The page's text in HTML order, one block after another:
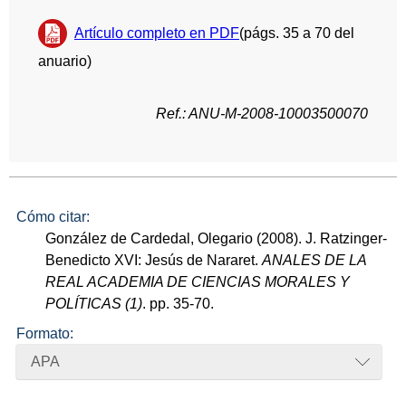
Artículo completo en PDF(págs. 35 a 70 del
anuario)
Ref.: ANU-M-2008-10003500070
Cómo citar:
González de Cardedal, Olegario (2008). J. Ratzinger-
Benedicto XVI: Jesús de Nararet.ANALES DE LA
REAL ACADEMIA DE CIENCIAS MORALES Y
POLÍTICAS (1). pp. 35-70.
Formato:
APA